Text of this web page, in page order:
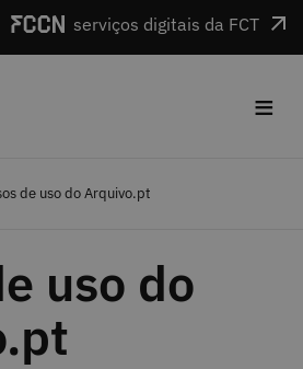
serviços digitais da FCT
≡
de uso do Arquivo.pt
uso do